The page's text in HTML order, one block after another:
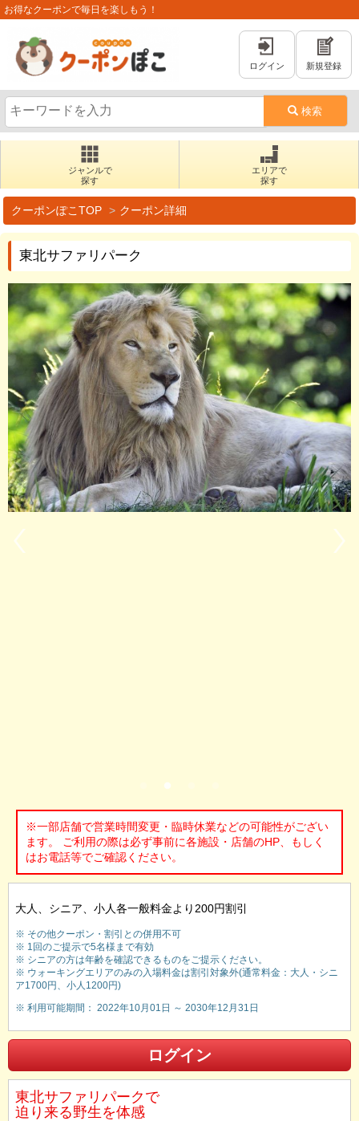
お得なクーポンで毎日を楽しもう！
検索
ログイン 新規登録
ジャンルで
探す
エリアで
探す
クーポンぽこTOP クーポン詳細
東北サファリパーク
※一部店舗で営業時間変更・臨時休業などの可能性がござい
ます。 ご利用の際は必ず事前に各施設・店舗のHP、もしく
はお電話等でご確認ください。
大人、シニア、小人各一般料金より200円割引
※ その他クーポン・割引との併用不可
※ 1回のご提示で5名様まで有効
※ シニアの方は年齢を確認できるものをご提示ください。
※ ウォーキングエリアのみの入場料金は割引対象外(通常料金：大人・シニ
ア1700円、小人1200円)
※ 利用可能期間： 2022年10月01日 ～ 2030年12月31日
ログイン
東北サファリパークで
迫り来る野生を体感